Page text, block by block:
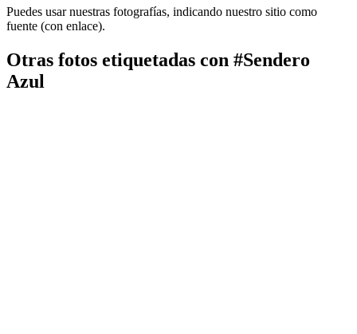
Puedes usar nuestras fotografías, indicando nuestro sitio como
fuente (con enlace).
Otras fotos etiquetadas con #Sendero
Azul